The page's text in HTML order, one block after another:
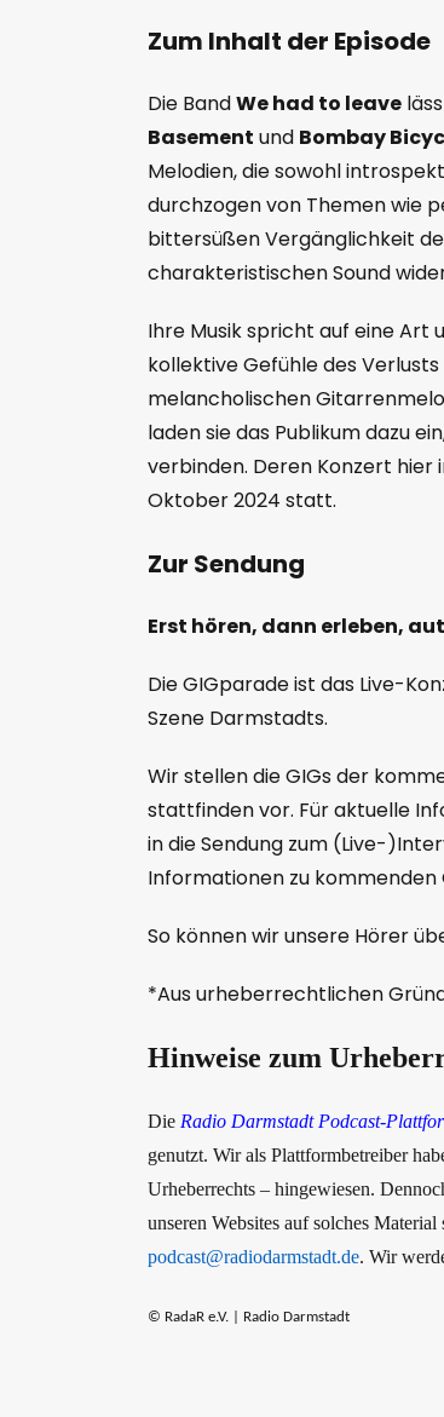
Zum Inhalt der Episode
Die BandWe had to leave
Basement und Bombay
Melodien, die sowohl
durchzogen von Themen wie
bittersüßen Vergänglichkeit
charakteristischen Sound
Ihre Musik spricht auf eine Art
kollektive Gefühle des
melancholischen
laden sie das Publikum dazu
verbinden. Deren Konzert hier
Oktober 2024 statt.
Zur Sendung
Erst hören, dann erleben,
Die GIGparade ist das Live-
Szene Darmstadts.
Wir stellen die GIGs der
stattfinden vor. Für aktuelle
in die Sendung zum (Live-
Informationen zu kommenden
So können wir unsere Hörer
*Aus urheberrechtlichen
Hinweise zum
Die Radio Darmstadt Podcast-
genutzt. Wir als Plattformbetreiber
Urheberrechts – hingewiesen.
unseren Websites auf solches
podcast@radiodarmstadt.de. Wir
© RadaR e.V. | Radio Darmstadt